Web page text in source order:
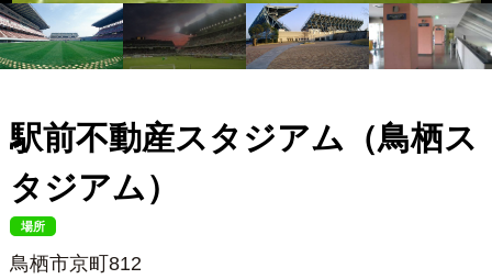
駅前不動産スタジアム（鳥栖ス
タジアム）
場所
鳥栖市京町812